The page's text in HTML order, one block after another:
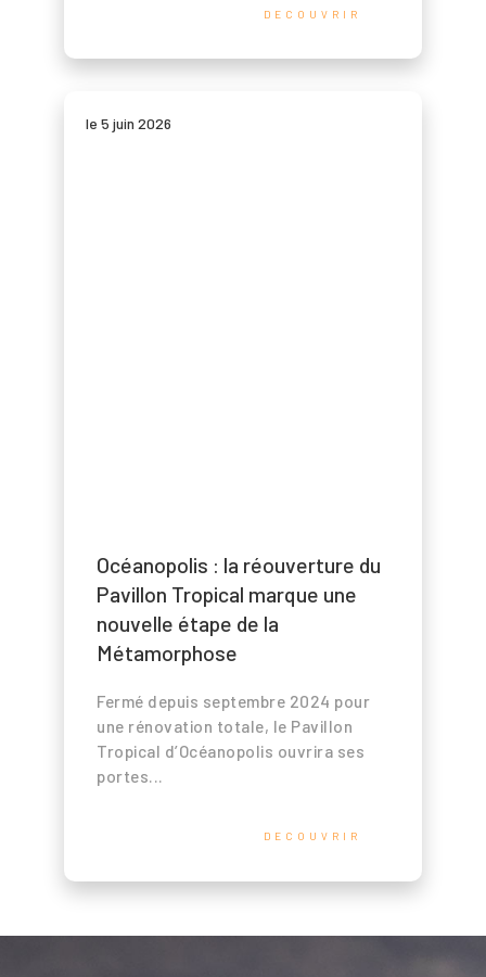
DECOUVRIR
le 5 juin 2026
Océanopolis : la réouverture du
Pavillon Tropical marque une
nouvelle étape de la
Métamorphose
Fermé depuis septembre 2024 pour
une rénovation totale, le Pavillon
Tropical d’Océanopolis ouvrira ses
portes...
DECOUVRIR